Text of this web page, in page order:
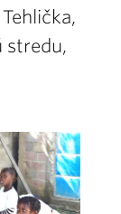
stredu,